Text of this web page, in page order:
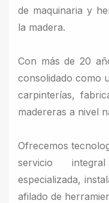
de maquinaria y
la madera.
Con más de 20
consolidado como
carpinterías,
madereras a nivel
Ofrecemos
servicio
especializada,
afilado de